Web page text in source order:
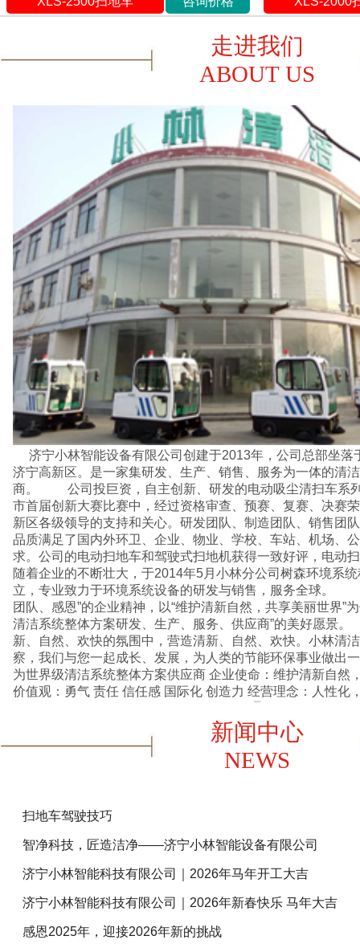
走进我们
ABOUT US
济宁高新区。是一家集研发、生产、销售、服务为一体的清
商。 公司投巨资，自主创新、研发的电动吸尘清扫车系
市首届创新大赛比赛中，经过资格审查、预赛、复赛、决赛
新区各级领导的支持和关心。研发团队、制造团队、销售团
品质满足了国内外环卫、企业、物业、学校、车站、机场、
求。公司的电动扫地车和驾驶式扫地机获得一致好评，电动
随着企业的不断壮大，于2014年5月小林分公司树森环境系
立，专业致力于环境系统设备的研发与销售，服务全球。
团队、感恩”的企业精神，以“维护清新自然，共享美丽世界”
清洁系统整体方案研发、生产、服务、供应商”的美好愿
新、自然、欢快的氛围中，营造清新、自然、欢快。小林清
察，我们与您一起成长、发展，为人类的节能环保事业做出一份贡献。
为世界级清洁系统整体方案供应商 企业使命：维护清新自然，共享美丽世界 企业核心
价值观：勇气 责任 信任感 国际化 创造
新闻中心
NEWS
扫地车驾驶技巧
智净科技，匠造洁净——济宁小林智能设备有限公司
济宁小林智能科技有限公司｜2026年马年开工大吉
济宁小林智能科技有限公司｜2026年新春快乐 马年大吉
感恩2025年，迎接2026年新的挑战